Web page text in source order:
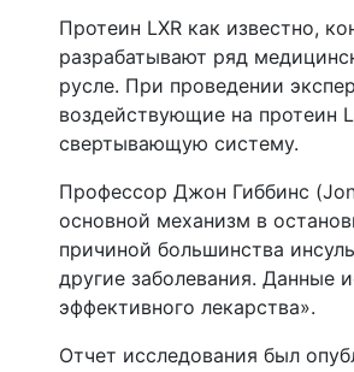
Протеин LXR как известно,
разрабатывают ряд
русле. При проведении
воздействующие на протеин
свертывающую систему.
Профессор Джон Гиббинс
основной механизм в
причиной большинства
другие заболевания. Данные
эффективного лекарства».
Отчет исследования был